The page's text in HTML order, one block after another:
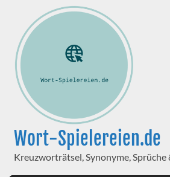
Wort-Spielereien.de
Kreuzworträtsel, Synonyme, Sprüche